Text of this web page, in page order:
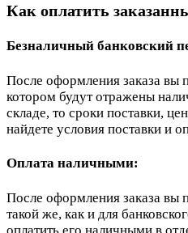
Как оплатить
Безналичный банковский
После оформления заказа вы
котором будут отражены
складе, то сроки поставки,
найдете условия поставки и
Оплата наличными:
После оформления заказа вы
такой же, как и для